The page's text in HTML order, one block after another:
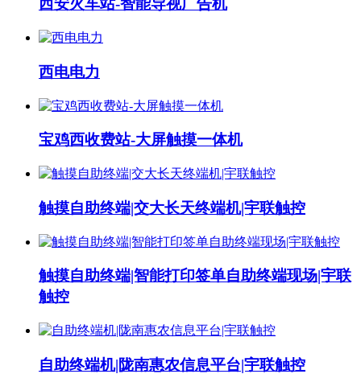
西安火车站-智能导视广告机
西电电力
宝鸡西收费站-大屏触摸一体机
触摸自助终端|交大长天终端机|宇联触控
触摸自助终端|智能打印签单自助终端现场|宇联
触控
自助终端机|陇南惠农信息平台|宇联触控